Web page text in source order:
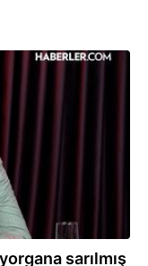
sarılmış